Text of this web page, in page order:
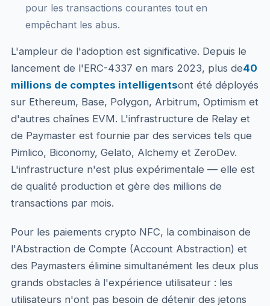
pour les transactions courantes tout en
empêchant les abus.
L'ampleur de l'adoption est significative. Depuis le
lancement de l'ERC-4337 en mars 2023, plus de40
millions de comptes intelligentsont été déployés
sur Ethereum, Base, Polygon, Arbitrum, Optimism et
d'autres chaînes EVM. L'infrastructure de Relay et
de Paymaster est fournie par des services tels que
Pimlico, Biconomy, Gelato, Alchemy et ZeroDev.
L'infrastructure n'est plus expérimentale — elle est
de qualité production et gère des millions de
transactions par mois.
Pour les paiements crypto NFC, la combinaison de
l'Abstraction de Compte (Account Abstraction) et
des Paymasters élimine simultanément les deux plus
grands obstacles à l'expérience utilisateur : les
utilisateurs n'ont pas besoin de détenir des jetons